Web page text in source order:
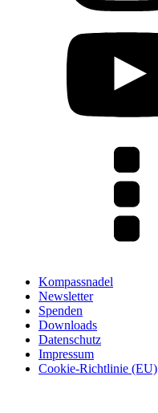
Kompassnadel
Newsletter
Spenden
Downloads
Datenschutz
Impressum
Cookie-Richtlinie (EU)